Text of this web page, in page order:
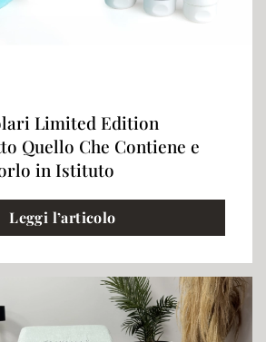
Limited Edition
Quello Che Contiene e
in Istituto
Leggi l’articolo